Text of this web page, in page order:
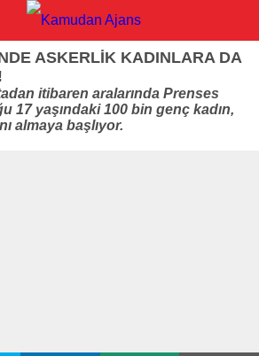
ASKERLIK KADINLARA DA
itibaren aralarında Prenses
17 yaşındaki 100 bin genç kadın,
almaya başlıyor.